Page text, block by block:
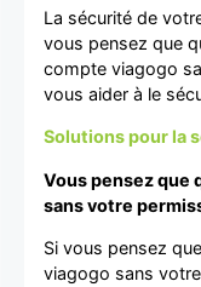
La sécurité de
vous pensez que
compte viagogo
vous aider à le
Solutions pour la
Vous pensez que
sans votre
Si vous pensez
viagogo sans